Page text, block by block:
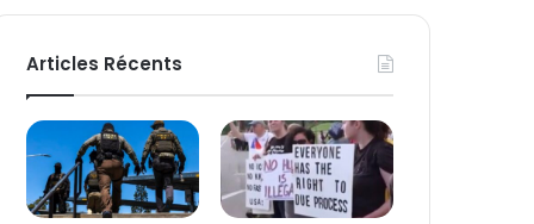
Articles Récents